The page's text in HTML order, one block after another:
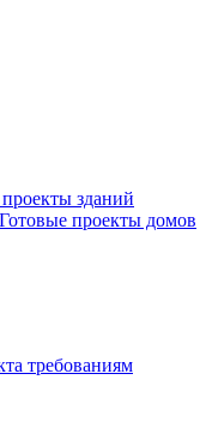
зданий
Готовые проекты домов
требованиям